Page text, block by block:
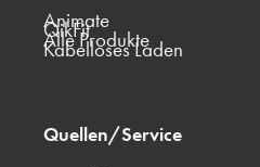
Animate
QikFit
Alle Produkte
Kabelloses Laden
Quellen/Service